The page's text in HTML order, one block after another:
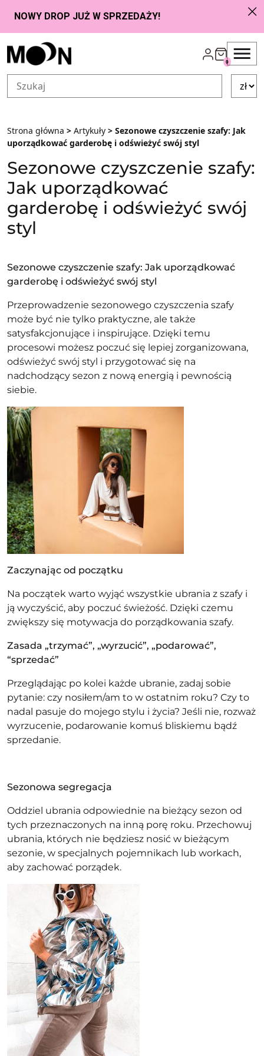
Przejdź do zawartości
0
Strona główna > Artykuły > Sezonowe czyszczenie szafy: Jak
uporządkować garderobę i odświeżyć swój styl
Sezonowe czyszczenie szafy:
Jak uporządkować
garderobę i odświeżyć swój
styl
Sezonowe czyszczenie szafy: Jak uporządkować
garderobę i odświeżyć swój styl
Przeprowadzenie sezonowego czyszczenia szafy
może być nie tylko praktyczne, ale także
satysfakcjonujące i inspirujące. Dzięki temu
procesowi możesz poczuć się lepiej zorganizowana,
odświeżyć swój styl i przygotować się na
nadchodzący sezon z nową energią i pewnością
siebie.
Zaczynając od początku
Na początek warto wyjąć wszystkie ubrania z szafy i
ją wyczyścić, aby poczuć świeżość. Dzięki czemu
zwiększy się motywacja do porządkowania szafy.
Zasada „trzymać”, „wyrzucić”, „podarować”,
“sprzedać”
Przeglądając po kolei każde ubranie, zadaj sobie
pytanie: czy nosiłem/am to w ostatnim roku? Czy to
nadal pasuje do mojego stylu i życia? Jeśli nie, rozważ
wyrzucenie, podarowanie komuś bliskiemu bądź
sprzedanie.
Sezonowa segregacja
Oddziel ubrania odpowiednie na bieżący sezon od
tych przeznaczonych na inną porę roku. Przechowuj
ubrania, których nie będziesz nosić w bieżącym
sezonie, w specjalnych pojemnikach lub workach,
aby zachować porządek.